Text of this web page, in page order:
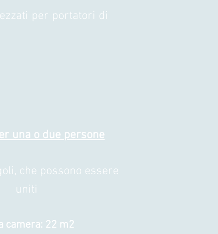
per portatori di
una o due persone
che possono essere
uniti
camera: 22 m2